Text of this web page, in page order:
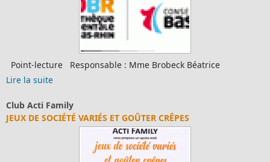
Béatrice
Clubs de détente et de loisirs
COMPTE-RENDU CONSEIL